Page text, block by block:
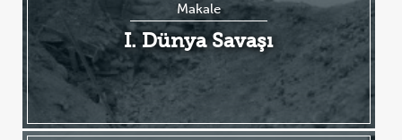
Makale
I. Dünya Savaşı